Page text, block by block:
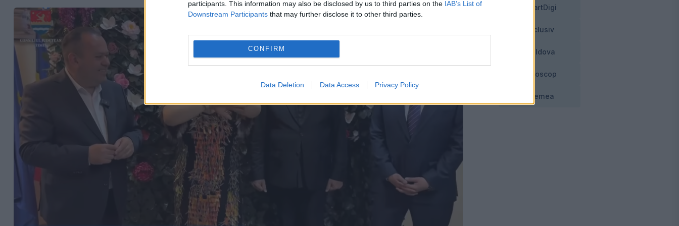
participants. This information may also be disclosed by us to third parties on the IAB’s List of
Downstream Participants that may further disclose it to other third parties.
CONFIRM
Data Deletion Data Access Privacy Policy
SmartDigi
Exclusiv
Moldova
Horoscop
Vremea